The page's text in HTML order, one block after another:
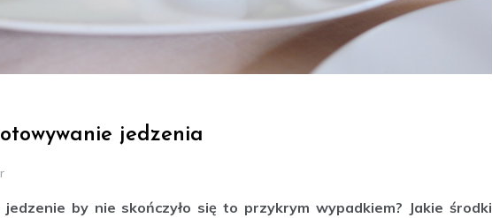
jedzenia
jedzenie by nie skończyło się to przykrym wypadkiem? Jakie środki